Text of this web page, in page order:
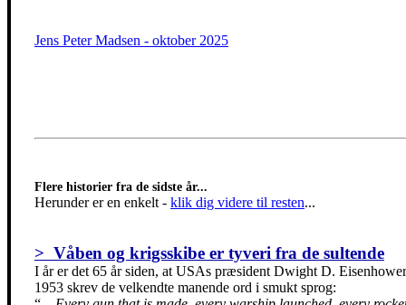
Jens Peter Madsen - oktober 2025
Flere historier fra de sidste år...
Herunder er en enkelt - klik dig videre til resten...
> Våben og krigsskibe er tyveri fra de sultende
I år er det 65 år siden, at USAs præsident Dwight D.
1953 skrev de velkendte manende ord i smukt sprog: